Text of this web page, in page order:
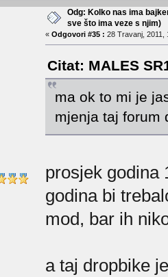
Odg: Kolko nas ima
sve što ima veze s njim)
« Odgovori #35 : 28 Travanj, 2011,
Citat: MALES
ma ok to mi je
mjenja taj forum
prosjek godina
godina bi
mod, bar ih
a taj dropbike